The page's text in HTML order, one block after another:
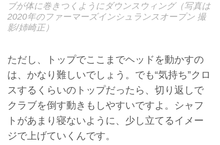
ブが体に巻きつくようにダウンスウィング（写真は
2020年のファーマーズインシュランスオープン 撮
影/姉崎正）
ただし、トップでここまでヘッドを動かすの
は、かなり難しいでしょう。でも“気持ち”クロ
スするくらいのトップだったら、切り返しで
クラブを倒す動きもしやすいですよ。シャフ
トがあまり寝ないように、少し立てるイメー
ジで上げていくんです。